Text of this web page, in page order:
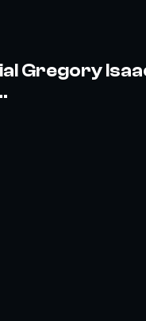
Gregory